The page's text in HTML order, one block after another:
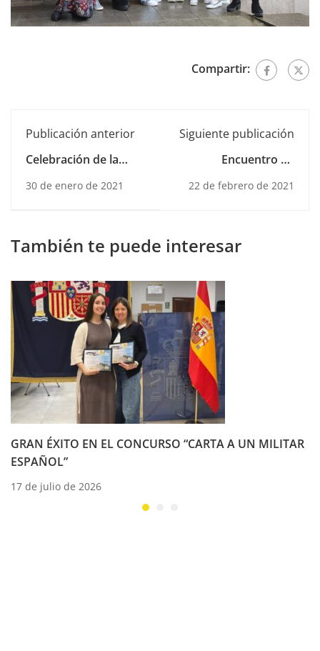
Compartir:
Publicación anterior
Celebración de la
violencia y de la paz
30 de enero de 2021
Siguiente publicación
Encuentro de
Secundaria y alumnos
22 de febrero de 2021
También te puede interesar
GRAN ÉXITO EN EL CONCURSO “CARTA A UN MILITAR
ESPAÑOL”
17 de julio de 2026